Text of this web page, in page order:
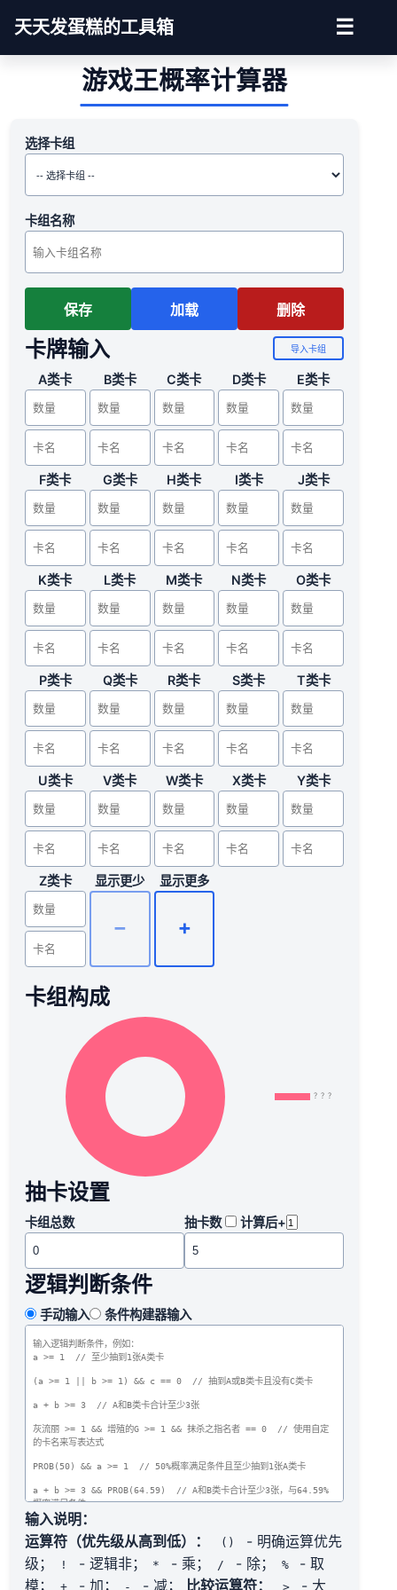
天天发蛋糕的工具箱 ☰
游戏王概率计算器
选择卡组
卡组名称
保存 加载 删除
卡牌输入 导入卡组
A类卡 B类卡 C类卡 D类卡 E类卡
F类卡 G类卡 H类卡 I类卡 J类卡
K类卡 L类卡 M类卡 N类卡 O类卡
P类卡 Q类卡 R类卡 S类卡 T类卡
U类卡 V类卡 W类卡 X类卡 Y类卡
Z类卡 显示更少
➖
显示更多
➕
卡组构成
抽卡设置
卡组总数 抽卡数 计算后+
逻辑判断条件
手动输入 条件构建器输入
输入说明：
运算符（优先级从高到低）：
()
- 明确运算优先
级；
! - 逻辑非； * - 乘； / - 除； %
- 取
模；
+ - 加； - - 减； 比较运算符： > - 大